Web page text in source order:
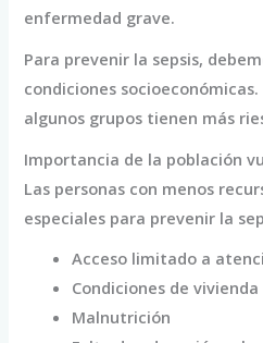
enfermedad grave.
Para prevenir la sepsis,
condiciones
algunos grupos tienen más
Importancia de la población
Las personas con menos
especiales para prevenir la
Acceso limitado a
Condiciones de
Malnutrición